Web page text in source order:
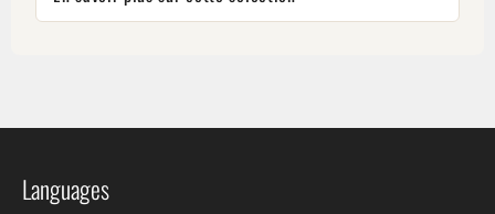
Languages